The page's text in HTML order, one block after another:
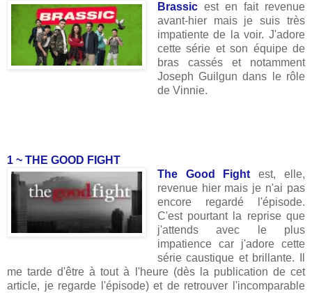
Brassicest en fait revenue
avant-hier mais je suis très
impatiente de la voir. J'adore
cette série et son équipe de
bras cassés et notamment
Joseph Guilgun dans le rôle
de Vinnie.
1 ~ THE GOOD FIGHT
The Good Fight est, elle,
revenue hier mais je n'ai pas
encore regardé l'épisode.
C'est pourtant la reprise que
j'attends avec le plus
impatience car j'adore cette
série caustique et brillante. Il
me tarde d'être à tout à l'heure (dès la publication de cet
article, je regarde l'épisode) et de retrouver l'incomparable